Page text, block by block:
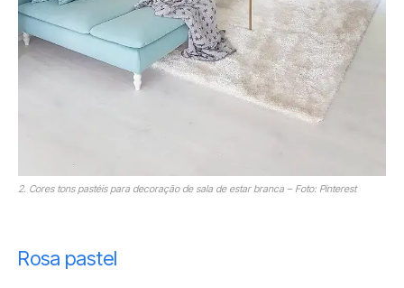
2. Cores tons pastéis para decoração de sala de estar branca – Foto: Pinterest
Rosa pastel